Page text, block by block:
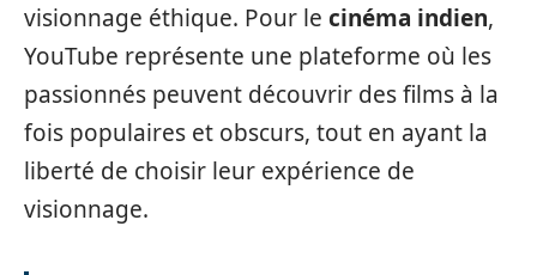
visionnage éthique. Pour le cinéma indien,
YouTube représente une plateforme où les
passionnés peuvent découvrir des films à la
fois populaires et obscurs, tout en ayant la
liberté de choisir leur expérience de
visionnage.